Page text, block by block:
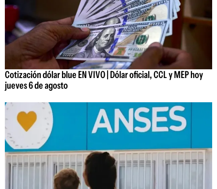
Cotización dólar blue EN VIVO | Dólar oficial, CCL y MEP hoy
jueves 6 de agosto